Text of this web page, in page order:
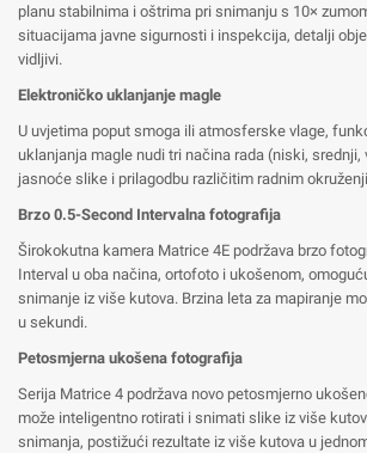
planu stabilnima i oštrima pri snimanju s 10×
situacijama javne sigurnosti i inspekcija, detalji
vidljivi.
Elektroničko uklanjanje magle
U uvjetima poput smoga ili atmosferske vlage,
uklanjanja magle nudi tri načina rada (niski,
jasnoće slike i prilagodbu različitim radnim
Brzo 0.5-Second Intervalna fotografija
Širokokutna kamera Matrice 4E podržava brzo
Interval u oba načina, ortofoto i ukošenom,
snimanje iz više kutova. Brzina leta za mapiranje
u sekundi.
Petosmjerna ukošena fotografija
Serija Matrice 4 podržava novo petosmjerno
može inteligentno rotirati i snimati slike iz više
snimanja, postižući rezultate iz više kutova u